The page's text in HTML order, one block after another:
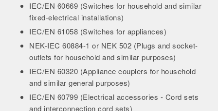
IEC/EN 60669 (Switches for household and similar
fixed-electrical installations)
IEC/EN 61058 (Switches for appliances)
NEK-IEC 60884-1 or NEK 502 (Plugs and socket-
outlets for household and similar purposes)
IEC/EN 60320 (Appliance couplers for household
and similar general purposes)
IEC/EN 60799 (Electrical accessories - Cord sets
and interconnection cord sets)